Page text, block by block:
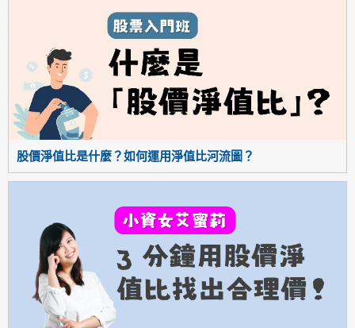
股價淨值比是什麼？如何運用淨值比河流圖？